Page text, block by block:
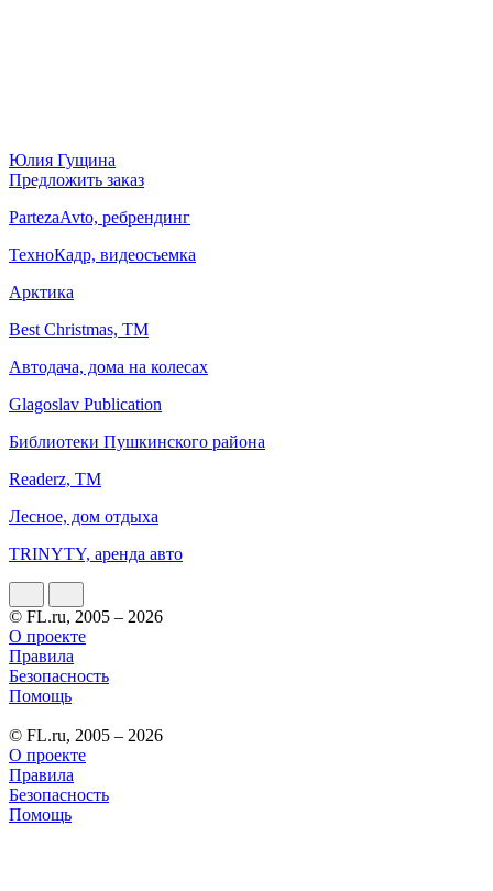
Юлия Гущина
Предложить заказ
PartezaAvto, ребрендинг
ТехноКадр, видеосъемка
Арктика
Best Christmas, ТМ
Aвтодача, дома на колесах
Glagoslav Publication
Библиотеки Пушкинского района
Readerz, ТМ
Лесное, дом отдыха
TRINYTY, аренда авто
© FL.ru, 2005 – 2026
О проекте
Правила
Безопасность
Помощь
© FL.ru, 2005 – 2026
О проекте
Правила
Безопасность
Помощь